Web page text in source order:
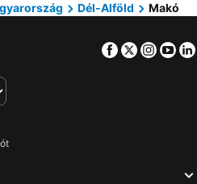
Arad, Arad Szállás
Algyő, Dél-Alföld Szállás
Dél-Alföld Makó
Facebook
Twitter